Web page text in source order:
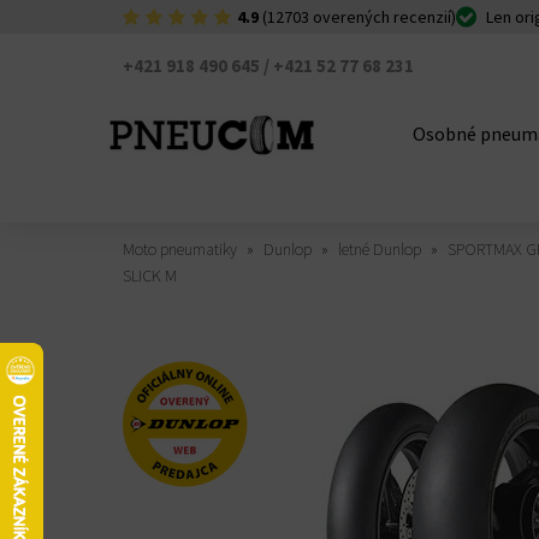
4.9 (12703 overených recenzií) Len
+421 918 490 645 / +421 52 77 68 231
Osobné
Moto pneumatiky Dunlop letné Dunlop
SPORTMAX
SLICK M